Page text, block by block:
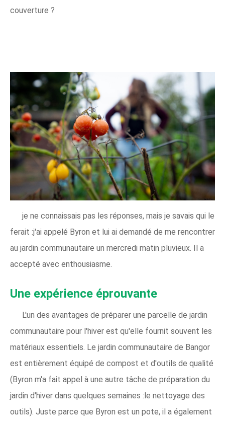
couverture ?
je ne connaissais pas les réponses, mais je savais qui le
ferait :j'ai appelé Byron et lui ai demandé de me rencontrer
au jardin communautaire un mercredi matin pluvieux. Il a
accepté avec enthousiasme.
Une expérience éprouvante
L'un des avantages de préparer une parcelle de jardin
communautaire pour l'hiver est qu'elle fournit souvent les
matériaux essentiels. Le jardin communautaire de Bangor
est entièrement équipé de compost et d'outils de qualité
(Byron m'a fait appel à une autre tâche de préparation du
jardin d'hiver dans quelques semaines :le nettoyage des
outils). Juste parce que Byron est un pote, il a également